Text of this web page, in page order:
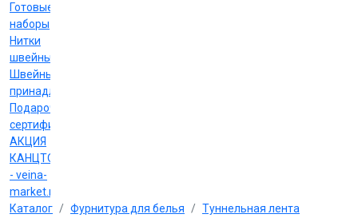
Готовые
наборы
Нитки
швейные
Швейные
принадлежности
Подарочные
сертификаты
АКЦИЯ
КАНЦТОВАРЫ
- veina-
market.ru
Каталог
Фурнитура для белья
Туннельная лента